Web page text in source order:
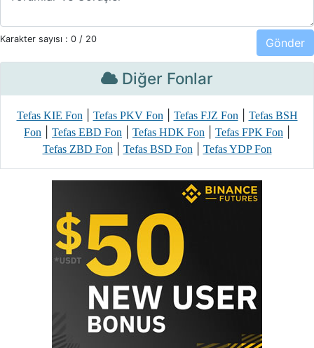
Karakter sayısı : 0 / 20
Diğer Fonlar
Tefas KIE Fon| Tefas PKV Fon| Tefas FJZ Fon|
Tefas BSH
Fon
Tefas EBD Fon Tefas HDK Fon Tefas FPK Fon
Tefas ZBD Fon| Tefas BSD Fon| Tefas YDP Fon